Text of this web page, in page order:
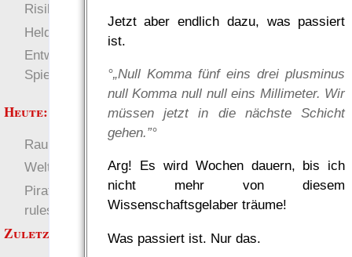
Jetzt aber endlich dazu, was passiert
ist.
°„Null Komma fünf eins drei plusminus
null Komma null null eins Millimeter. Wir
müssen jetzt in die nächste Schicht
gehen.”°
Arg! Es wird Wochen dauern, bis ich
nicht mehr von diesem
Wissenschaftsgelaber träume!
Was passiert ist. Nur das.
Risiko
Heldendokument
Entwicklung von
Spielwelten
more
Heute:
RaumZeit
Deutsch
Welten
Pirate Party Flyerbook
rules
Zuletzt angezeigt: